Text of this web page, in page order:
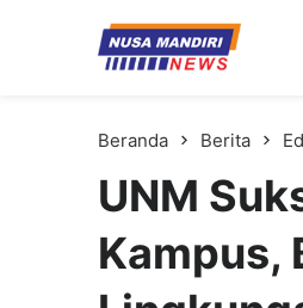
Kampus
Universitas Nusa Mandiri
Beranda Berita
UNM
Kampus,